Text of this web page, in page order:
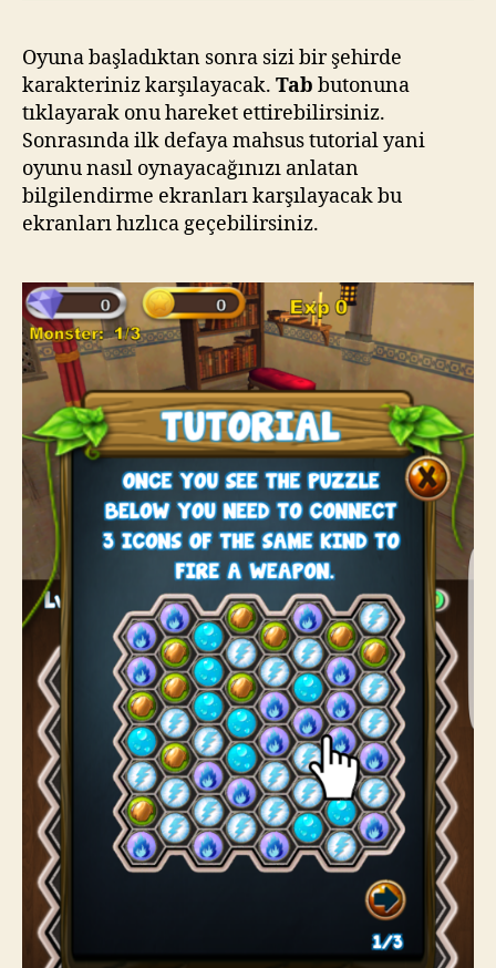
Oyuna başladıktan sonra sizi bir şehirde
karakteriniz karşılayacak. Tab butonuna
tıklayarak onu hareket ettirebilirsiniz.
Sonrasında ilk defaya mahsus tutorial yani
oyunu nasıl oynayacağınızı anlatan
bilgilendirme ekranları karşılayacak bu
ekranları hızlıca geçebilirsiniz.